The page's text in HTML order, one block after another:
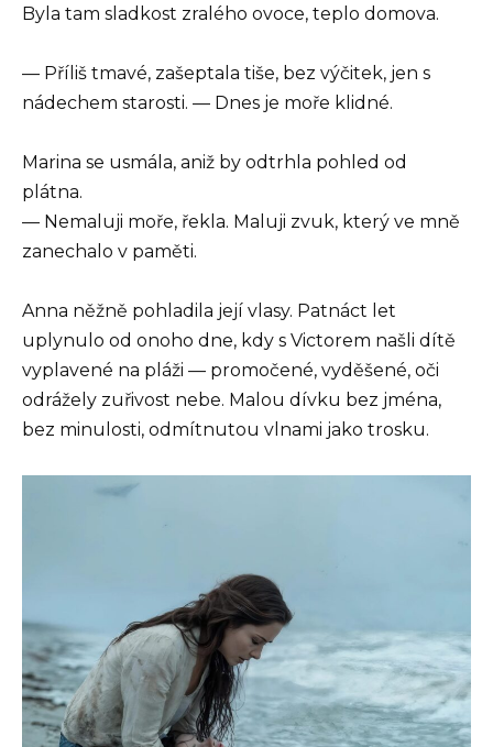
Byla tam sladkost zralého ovoce, teplo domova.
— Příliš tmavé, zašeptala tiše, bez výčitek, jen s
nádechem starosti. — Dnes je moře klidné.
Marina se usmála, aniž by odtrhla pohled od
plátna.
— Nemaluji moře, řekla. Maluji zvuk, který ve mně
zanechalo v paměti.
Anna něžně pohladila její vlasy. Patnáct let
uplynulo od onoho dne, kdy s Victorem našli dítě
vyplavené na pláži — promočené, vyděšené, oči
odrážely zuřivost nebe. Malou dívku bez jména,
bez minulosti, odmítnutou vlnami jako trosku.